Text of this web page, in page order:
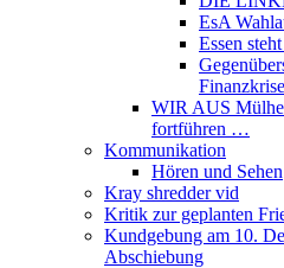
EsA
Essen
Finanzkrise
WIR AUS
fortführen …
Kommunikation
Hören und Sehen
Kray shredder vid
Kritik zur geplanten
Kundgebung am 10.
Abschiebung